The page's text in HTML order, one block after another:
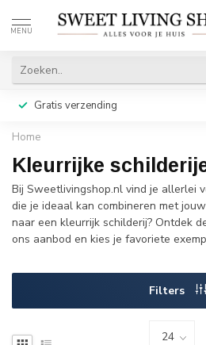
MENU
Gratis verzending
Home
Kleurrijke
Bij Sweetlivingshop.nl vind je allerlei
die je ideaal kan combineren met
naar een kleurrijk schilderij? Ontdek
ons aanbod en kies je favoriete
Filters